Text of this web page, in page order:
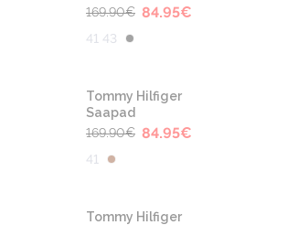
169.90€ 84.95€
41 43
-50%
Tommy Hilfiger
Saapad
169.90€ 84.95€
41
-50%
Tommy Hilfiger